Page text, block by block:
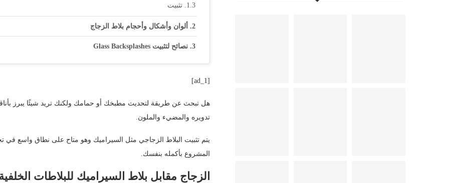
تثبيت
ألوان وأشكال وأحجام بلاط الزجاج
نصائح لتثبيت Glass Backsplashes
[ad_1]
هل تبحث عن طريقة لتحديث مطبخك أو حمامك ولكنك تريد شيئًا يبرز
تدويره والمضيء والملون.
يتم تثبيت البلاط الزجاجي مثل السيراميك وهو متاح على نطاق واسع
المشروع بأكمله بنفسك.
الزجاج مقابل بلاط السيراميك للبلاطات